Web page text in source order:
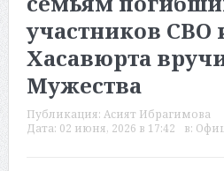
участников СВО
Хасавюрта
Мужества
Публикация: Асият Ибрагимова
Дата: 02 июня, 2026 в 17:42 в: